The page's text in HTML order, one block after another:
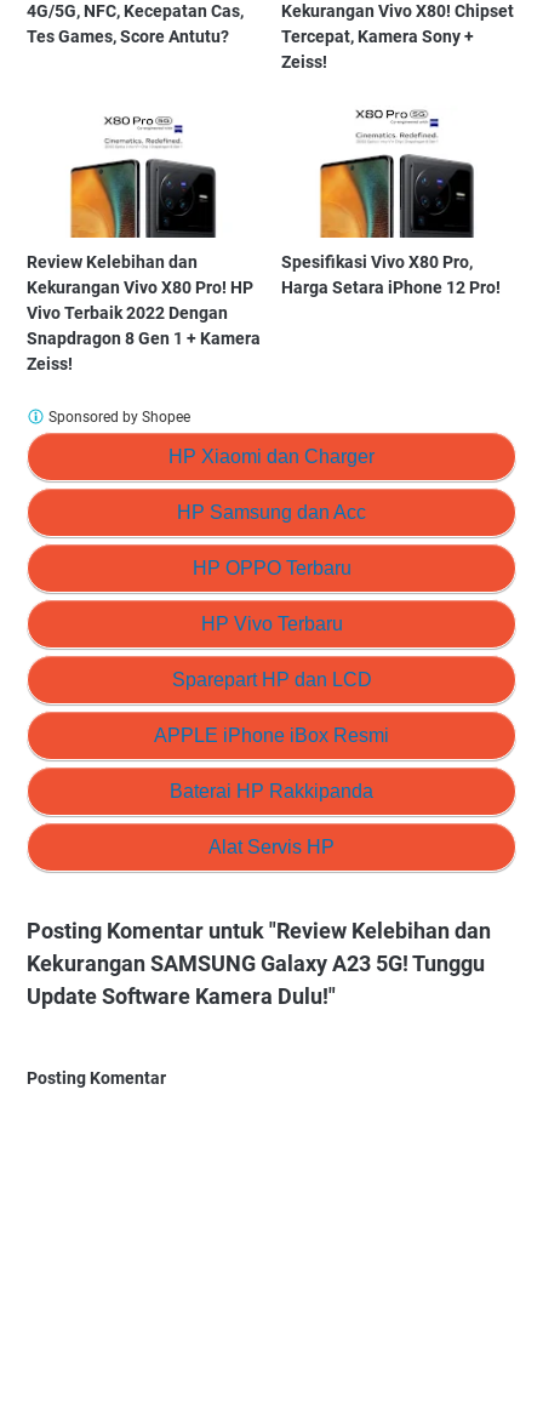
4G/5G, NFC, Kecepatan Cas,
Tes Games, Score Antutu?
Kekurangan Vivo X80! Chipset
Tercepat, Kamera Sony +
Zeiss!
Review Kelebihan dan
Kekurangan Vivo X80 Pro! HP
Vivo Terbaik 2022 Dengan
Snapdragon 8 Gen 1 + Kamera
Zeiss!
Spesifikasi Vivo X80 Pro,
Harga Setara iPhone 12 Pro!
HP Xiaomi dan Charger
HP Samsung dan Acc
HP OPPO Terbaru
HP Vivo Terbaru
Sparepart HP dan LCD
APPLE iPhone iBox Resmi
Baterai HP Rakkipanda
Alat Servis HP
Sponsored by Shopee
Posting Komentar untuk "Review Kelebihan dan
Kekurangan SAMSUNG Galaxy A23 5G! Tunggu
Update Software Kamera Dulu!"
Posting Komentar